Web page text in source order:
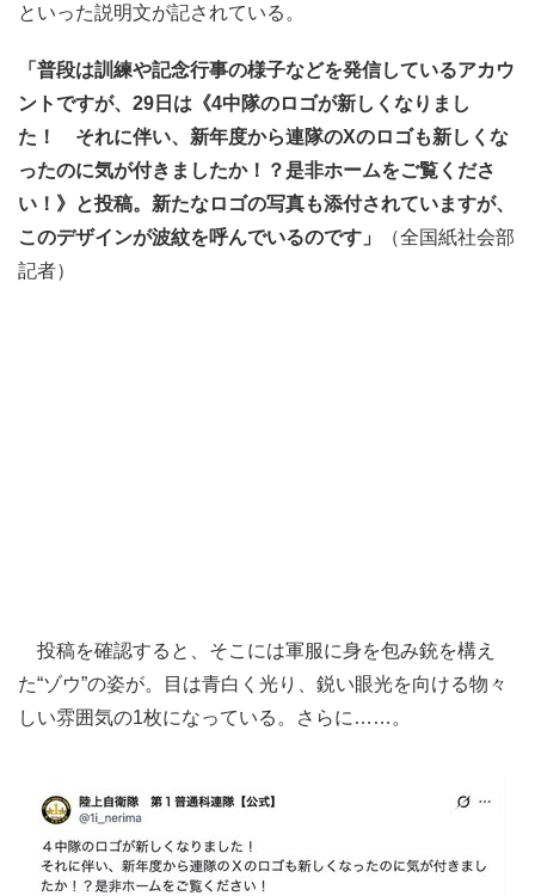
といった説明文が記されている。
「普段は訓練や記念行事の様子などを発信しているアカウ
ントですが、29日は《4中隊のロゴが新しくなりまし
た！ それに伴い、新年度から連隊のXのロゴも新しくな
ったのに気が付きましたか！？是非ホームをご覧くださ
い！》と投稿。新たなロゴの写真も添付されていますが、
このデザインが波紋を呼んでいるのです」
（全国紙社会部
記者）
投稿を確認すると、そこには軍服に身を包み銃を構え
た“ゾウ”の姿が。目は青白く光り、鋭い眼光を向ける物々
しい雰囲気の1枚になっている。さらに……。